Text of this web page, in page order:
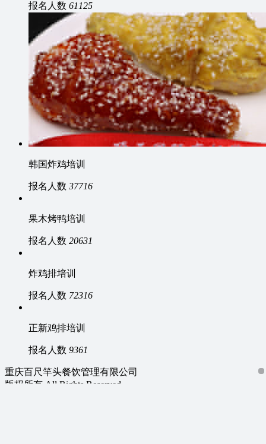
报名人数 61125
韩国炸鸡培训
报名人数 37716
果木烤鸭培训
报名人数 20631
炸鸡排培训
报名人数 72316
正新鸡排培训
报名人数 9361
重庆百尺竿头餐饮管理有限公司
版权所有 All Rights Reserved